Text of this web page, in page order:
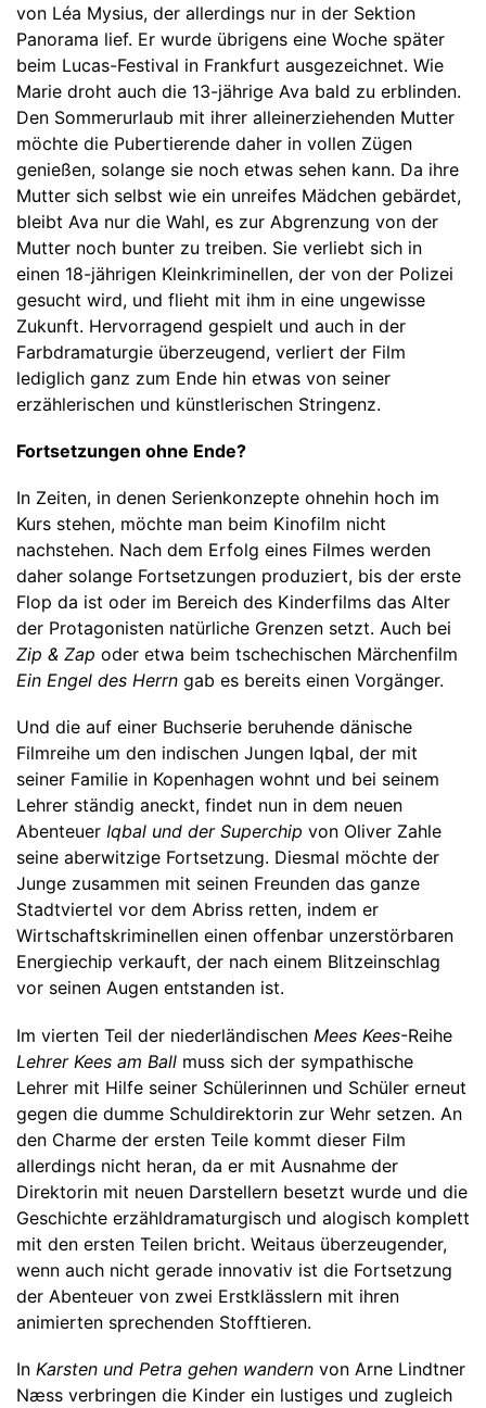
von Léa Mysius, der allerdings nur in der Sektion
Panorama lief. Er wurde übrigens eine Woche später
beim Lucas-Festival in Frankfurt ausgezeichnet. Wie
Marie droht auch die 13-jährige Ava bald zu erblinden.
Den Sommerurlaub mit ihrer alleinerziehenden Mutter
möchte die Pubertierende daher in vollen Zügen
genießen, solange sie noch etwas sehen kann. Da ihre
Mutter sich selbst wie ein unreifes Mädchen gebärdet,
bleibt Ava nur die Wahl, es zur Abgrenzung von der
Mutter noch bunter zu treiben. Sie verliebt sich in
einen 18-jährigen Kleinkriminellen, der von der Polizei
gesucht wird, und flieht mit ihm in eine ungewisse
Zukunft. Hervorragend gespielt und auch in der
Farbdramaturgie überzeugend, verliert der Film
lediglich ganz zum Ende hin etwas von seiner
erzählerischen und künstlerischen Stringenz.
Fortsetzungen ohne Ende?
In Zeiten, in denen Serienkonzepte ohnehin hoch im
Kurs stehen, möchte man beim Kinofilm nicht
nachstehen. Nach dem Erfolg eines Filmes werden
daher solange Fortsetzungen produziert, bis der erste
Flop da ist oder im Bereich des Kinderfilms das Alter
der Protagonisten natürliche Grenzen setzt. Auch bei
Zip & Zap oder etwa beim tschechischen Märchenfilm
Ein Engel des Herrn gab es bereits einen Vorgänger.
Und die auf einer Buchserie beruhende dänische
Filmreihe um den indischen Jungen Iqbal, der mit
seiner Familie in Kopenhagen wohnt und bei seinem
Lehrer ständig aneckt, findet nun in dem neuen
Abenteuer Iqbal und der Superchip von Oliver Zahle
seine aberwitzige Fortsetzung. Diesmal möchte der
Junge zusammen mit seinen Freunden das ganze
Stadtviertel vor dem Abriss retten, indem er
Wirtschaftskriminellen einen offenbar unzerstörbaren
Energiechip verkauft, der nach einem Blitzeinschlag
vor seinen Augen entstanden ist.
Im vierten Teil der niederländischen Mees Kees-Reihe
Lehrer Kees am Ball muss sich der sympathische
Lehrer mit Hilfe seiner Schülerinnen und Schüler erneut
gegen die dumme Schuldirektorin zur Wehr setzen. An
den Charme der ersten Teile kommt dieser Film
allerdings nicht heran, da er mit Ausnahme der
Direktorin mit neuen Darstellern besetzt wurde und die
Geschichte erzähldramaturgisch und alogisch komplett
mit den ersten Teilen bricht. Weitaus überzeugender,
wenn auch nicht gerade innovativ ist die Fortsetzung
der Abenteuer von zwei Erstklässlern mit ihren
animierten sprechenden Stofftieren.
In Karsten und Petra gehen wandern von Arne Lindtner
Næss verbringen die Kinder ein lustiges und zugleich